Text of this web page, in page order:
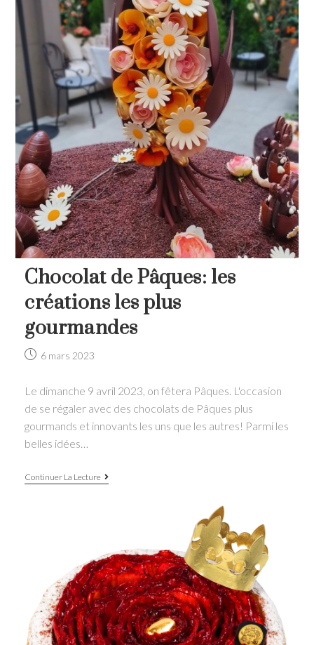
Chocolat de Pâques: les
créations les plus
gourmandes
Post6 mars 2023
Le dimanche 9 avril 2023, on fêtera Pâques. L'occasion
de se régaler avec des chocolats de Pâques plus
gourmands et innovants les uns que les autres! Parmi les
belles idées…
Continuer La Lecture
Chocolat
les
plus
gourmandes